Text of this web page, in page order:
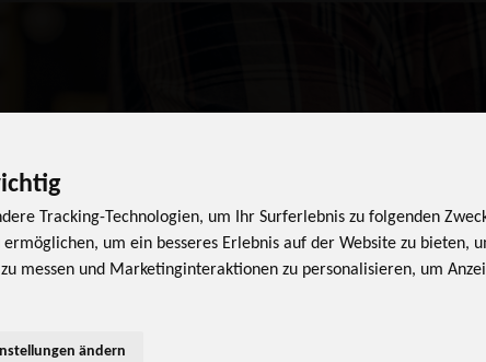
Tracking-Technologien, um Ihr Surferlebnis zu folgenden
ermöglichen, um ein besseres Erlebnis auf der Website zu bieten,
messen und Marketinginteraktionen zu personalisieren, um
ändern